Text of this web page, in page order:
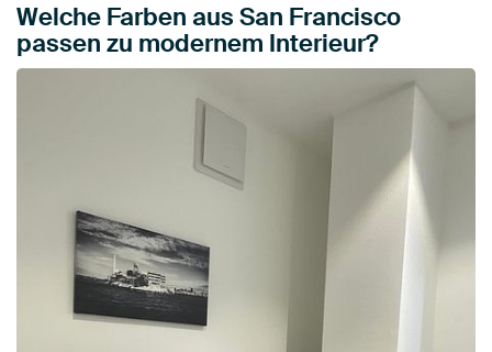
Welche Farben aus San Francisco
passen zu modernem Interieur?